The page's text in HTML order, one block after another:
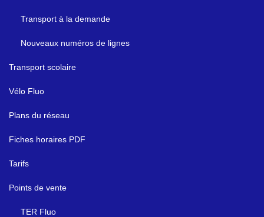
Transport à la demande
Nouveaux numéros de lignes
Transport scolaire
Vélo Fluo
Plans du réseau
Fiches horaires PDF
Tarifs
Points de vente
TER Fluo